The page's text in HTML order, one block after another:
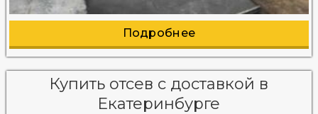
Подробнее
Купить отсев с доставкой в
Екатеринбурге